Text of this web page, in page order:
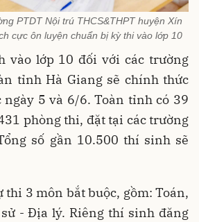
PTDT Nội trú THCS&THPT huyện Xín
cực ôn luyện chuẩn bị kỳ thi vào lớp 10
vào lớp 10 đối với các trường
tỉnh Hà Giang sẽ chính thức
5 và 6/6. Toàn tỉnh có 39
phòng thi, đặt tại các trường
số gần 10.500 thí sinh sẽ
thi 3 môn bắt buộc, gồm: Toán,
- Địa lý. Riêng thí sinh đăng